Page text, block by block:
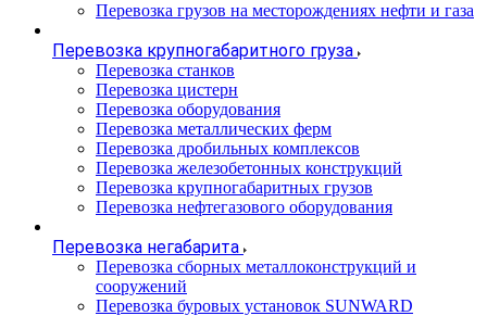
Перевозка грузов на месторождениях нефти и газа
Перевозка крупногабаритного груза
Перевозка станков
Перевозка цистерн
Перевозка оборудования
Перевозка металлических ферм
Перевозка дробильных комплексов
Перевозка железобетонных конструкций
Перевозка крупногабаритных грузов
Перевозка нефтегазового оборудования
Перевозка негабарита
Перевозка сборных металлоконструкций и
сооружений
Перевозка буровых установок SUNWARD